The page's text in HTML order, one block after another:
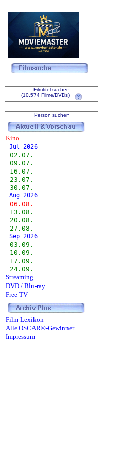
Filmtitel suchen
(10.574 Filme/DVDs)
Person suchen
Kino
Jul 2026
02.07.
09.07.
16.07.
23.07.
30.07.
Aug 2026
06.08.
13.08.
20.08.
27.08.
Sep 2026
03.09.
10.09.
17.09.
24.09.
Streaming
DVD / Blu-ray
Free-TV
Film-Lexikon
Alle OSCAR®-Gewinner
Impressum